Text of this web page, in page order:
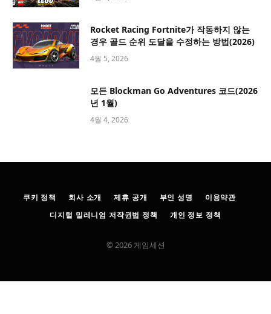
Rocket Racing Fortnite가 작동하지 않는
경우 골드 순위 도달을 수정하는 방법(2026)
4월 5, 2026
모든 Blockman Go Adventures 코드(2026
년 1월)
4월 4, 2026
쿠키 정책 회사 소개 제휴 공개 부인 성명
이용약관
디지털 밀레니엄 저작권법 정책
개인 정보 정책
© 2026 게임세션